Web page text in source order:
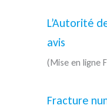
L’Autorité
avis
(Mise en ligne
Fracture